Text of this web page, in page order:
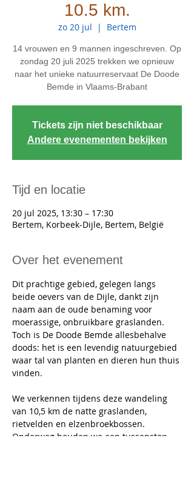
10.5 km.
zo 20 jul
  |
Bertem
14 vrouwen en 9 mannen ingeschreven. Op
zondag 20 juli 2025 trekken we opnieuw
naar het unieke natuurreservaat De Doode
Bemde in Vlaams-Brabant
Tickets zijn niet beschikbaar
Andere evenementen bekijken
Tijd en locatie
20 jul 2025, 13:30 – 17:30
Bertem, Korbeek-Dijle, Bertem, België
Over het evenement
Dit prachtige gebied, gelegen langs
beide oevers van de Dijle, dankt zijn
naam aan de oude benaming voor
moerassige, onbruikbare graslanden.
Toch is De Doode Bemde allesbehalve
doods: het is een levendig natuurgebied
waar tal van planten en dieren hun thuis
vinden.
We verkennen tijdens deze wandeling
van 10,5 km de natte graslanden,
rietvelden en elzenbroekbossen.
Onderweg houden we een tussenstop